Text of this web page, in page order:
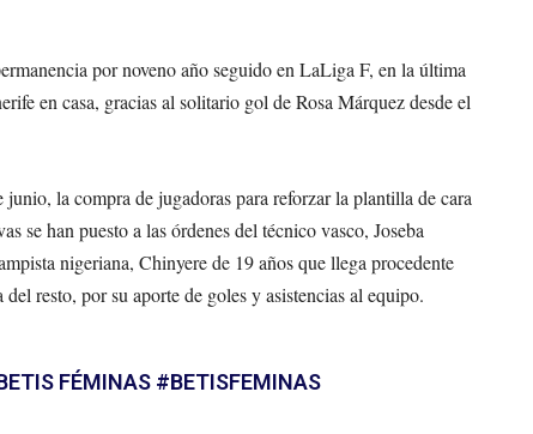
por noveno año seguido en LaLiga F, en la última
en casa, gracias al solitario gol de Rosa Márquez desde el
la compra de jugadoras para reforzar la plantilla de cara
se han puesto a las órdenes del técnico vasco, Joseba
nigeriana, Chinyere de 19 años que llega procedente
resto, por su aporte de goles y asistencias al equipo.
FÉMINAS #BETISFEMINAS